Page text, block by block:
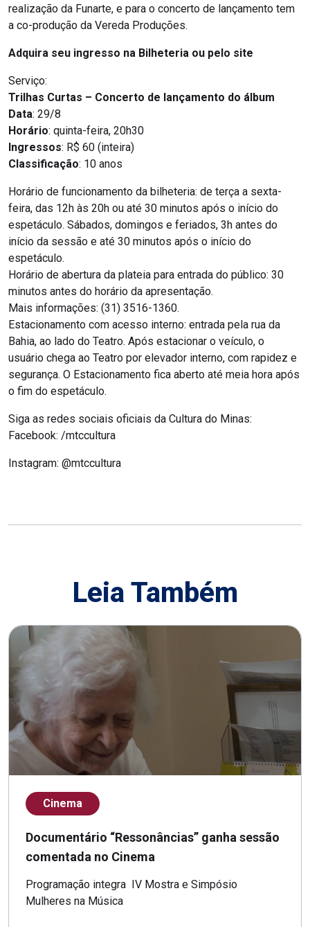
realização da Funarte, e para o concerto de lançamento tem
a co-produção da Vereda Produções.
Adquira seu ingresso na Bilheteria ou pelo site
Serviço:
Trilhas Curtas – Concerto de lançamento do álbum
Data: 29/8
Horário: quinta-feira, 20h30
Ingressos: R$ 60 (inteira)
Classificação: 10 anos
Horário de funcionamento da bilheteria: de terça a sexta-
feira, das 12h às 20h ou até 30 minutos após o início do
espetáculo. Sábados, domingos e feriados, 3h antes do
início da sessão e até 30 minutos após o início do
espetáculo.
Horário de abertura da plateia para entrada do público: 30
minutos antes do horário da apresentação.
Mais informações: (31) 3516-1360.
Estacionamento com acesso interno: entrada pela rua da
Bahia, ao lado do Teatro. Após estacionar o veículo, o
usuário chega ao Teatro por elevador interno, com rapidez e
segurança. O Estacionamento fica aberto até meia hora após
o fim do espetáculo.
Siga as redes sociais oficiais da Cultura do Minas:
Facebook: /mtccultura
Instagram: @mtccultura
Leia Também
Cinema
Documentário “Ressonâncias” ganha sessão
comentada no Cinema
Programação integra IV Mostra e Simpósio
Mulheres na Música